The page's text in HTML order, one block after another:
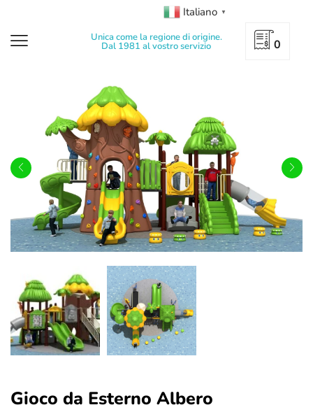
Italiano ▼
Unica come la regione di origine.
Dal 1981 al vostro servizio 0
Gioco da Esterno Albero